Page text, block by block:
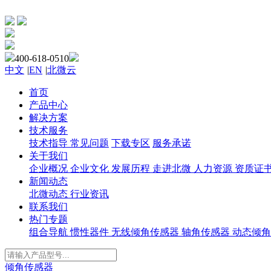
400-618-0510
中文 |EN |北微云
首页
产品中心
解决方案
技术服务
技术指导 常见问题 下载专区 服务承诺
关于我们
企业概况 企业文化 发展历程 走进北微 人力资源 资质证
新闻动态
北微动态 行业资讯
联系我们
热门专题
组合导航 惯性器件 无线倾角传感器 轴角传感器 动态倾
倾角传感器